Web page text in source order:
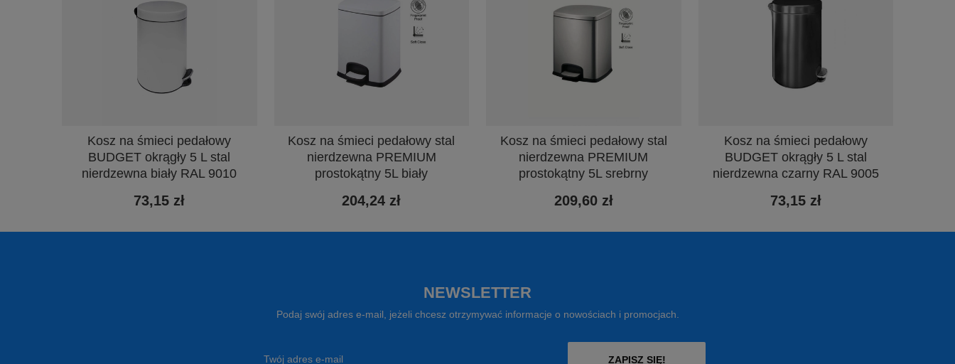
Kosz na śmieci pedałowy
BUDGET okrągły 5 L stal
nierdzewna biały RAL 9010
73,15 zł
Kosz na śmieci pedałowy stal
nierdzewna PREMIUM
prostokątny 5L biały
204,24 zł
Kosz na śmieci pedałowy stal
nierdzewna PREMIUM
prostokątny 5L srebrny
209,60 zł
Kosz na śmieci pedałowy
BUDGET okrągły 5 L stal
nierdzewna czarny RAL 9005
73,15 zł
NEWSLETTER
Podaj swój adres e-mail, jeżeli chcesz otrzymywać informacje o nowościach i promocjach.
Twój adres e-mail ZAPISZ SIĘ!